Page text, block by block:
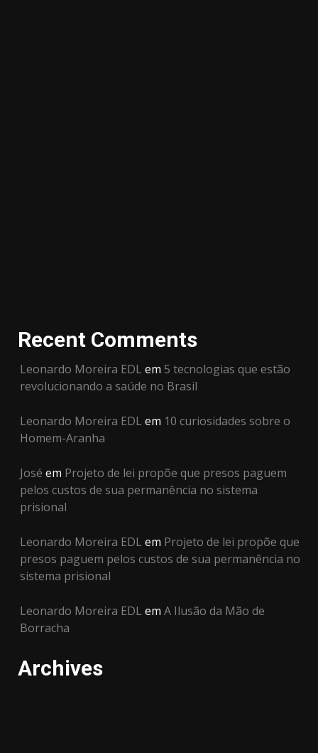
Recent Comments
Leonardo Moreira EDL em 5 tecnologias que estão
revolucionando a saúde no Brasil
Leonardo Moreira EDL em 10 curiosidades sobre o
Homem-Aranha
José em Projeto de lei propõe que presos paguem
pelos custos de sua permanência no sistema
prisional
Leonardo Moreira EDL em Projeto de lei propõe que
presos paguem pelos custos de sua permanência no
sistema prisional
Leonardo Moreira EDL em A Ilusão da Mão de
Borracha
Archives